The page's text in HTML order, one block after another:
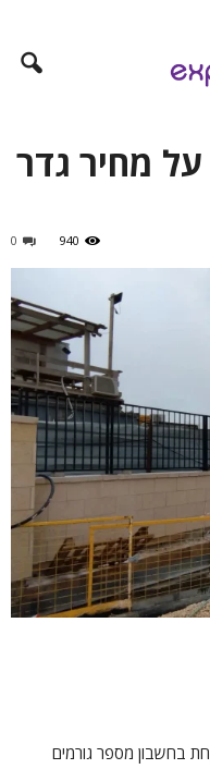
מחיר גדר
0 940
בחשבון מספר גורמים